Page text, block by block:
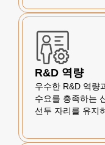
R&D 역량
우수한 R&D 역량
수요를 충족하는
선두 자리를 유지